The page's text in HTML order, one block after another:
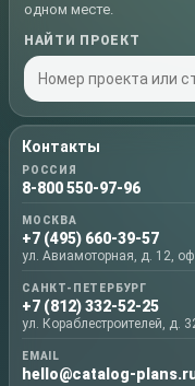
одном месте.
НАЙТИ ПРОЕКТ
Контакты
РОССИЯ
8-800 550-97-96
МОСКВА
+7 (495) 660-39-57
ул. Авиамоторная, д. 12,
САНКТ-ПЕТЕРБУРГ
+7 (812) 332-52-25
ул. Кораблестроителей, д.
EMAIL
hello@catalog-